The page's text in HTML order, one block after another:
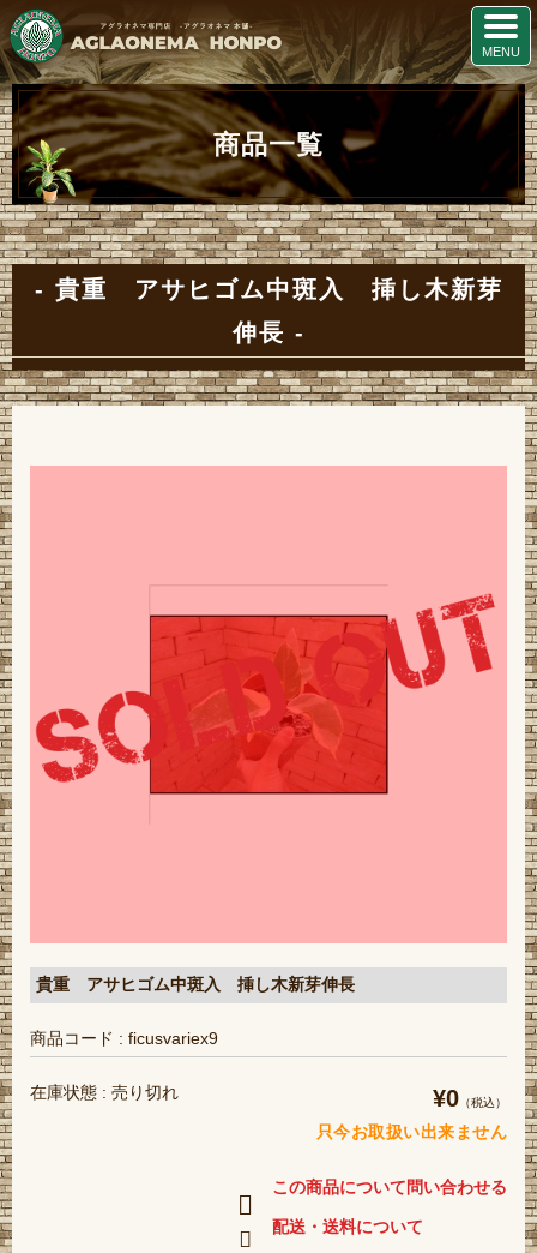
商品一覧
貴重 アサヒゴム中斑入 挿し木新芽
伸長
貴重 アサヒゴム中斑入 挿し木新芽伸長
商品コード : ficusvariex9
在庫状態 : 売り切れ ¥0 （税込）
只今お取扱い出来ません
この商品について問い合わせる
配送・送料について